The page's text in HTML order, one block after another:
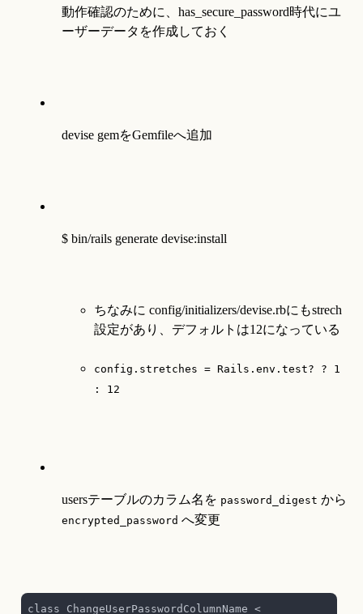
動作確認のために、has_secure_password時代にユ
ーザーデータを作成しておく
devise gemをGemfileへ追加
$ bin/rails generate devise:install
ちなみに config/initializers/devise.rbにもstrech
設定があり、デフォルトは12になっている
config.stretches = Rails.env.test? ? 1
: 12
usersテーブルのカラム名を password_digest
encrypted_password へ変更
class ChangeUserPasswordColumnName <